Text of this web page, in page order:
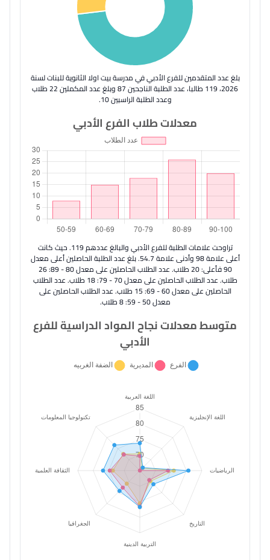
بلغ عدد المتقدمين للفرع الأدبي في مدرسة بيت اولا الثانوية للبنات لسنة
2026، 119 طالبا، عدد الطلبة الناجحين 87 وبلغ عدد المكملين 22 طلاب
وعدد الطلبة الراسبين 10.
معدلات طلاب الفرع الأدبي
تراوحت علامات الطلبة للفرع الأدبي والبالغ عددهم 119. حيث كانت
أعلى علامة 98 وأدنى علامة 54.7. بلغ عدد الطلبة الحاصلين أعلى معدل
90 فأعلى: 20 طلاب. عدد الطلاب الحاصلين على معدل 80 - 89: 26
طلاب. عدد الطلاب الحاصلين على معدل 70 - 79: 18 طلاب. عدد الطلاب
الحاصلين على معدل 60 - 69: 15 طلاب. عدد الطلاب الحاصلين على
معدل 50 - 59: 8 طلاب.
متوسط معدلات نجاح المواد الدراسية للفرع
الأدبي